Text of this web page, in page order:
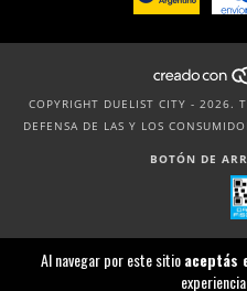
Al navegar por este sitioaceptás
COPYRIGHT DUELIST CITY - 2026.
DEFENSA DE LAS Y LOS
BOTÓN DE